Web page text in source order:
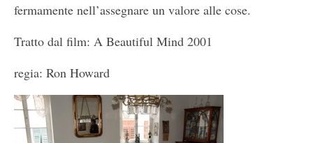
fermamente nell’assegnare un valore alle cose.
Tratto dal film: A Beautiful Mind 2001
regia: Ron Howard